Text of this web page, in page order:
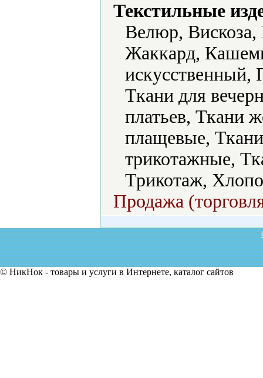
Текстильные
Велюр,
Жаккард,
искусственный,
Ткани для
платьев, Ткани
плащевые,
трикотажные,
Трикотаж,
Продажа
© НикНок - товары и услуги в Интернете, каталог сайтов